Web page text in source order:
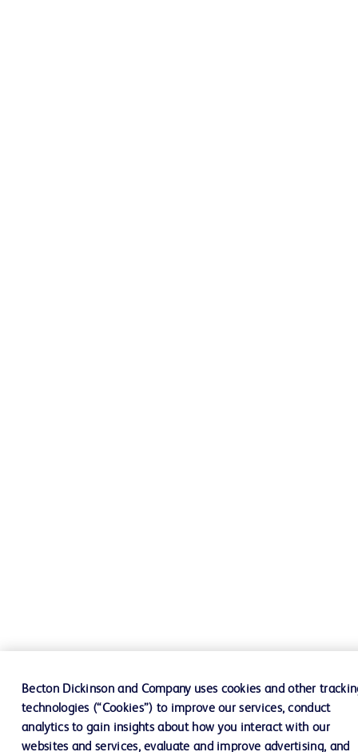
Becton Dickinson and Company uses cookies and other
technologies (“Cookies”) to improve our services, conduct
analytics to gain insights about how you interact with our
websites and services, evaluate and improve advertising, and